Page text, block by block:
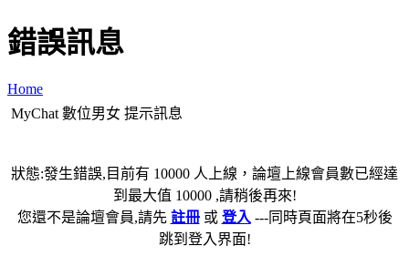
錯誤訊息
Home
MyChat 數位男女 提示訊息
狀態:發生錯誤,目前有 10000 人上線，論壇上線會員數已經達
到最大值 10000 ,請稍後再來!
您還不是論壇會員,請先 註冊或 登入 ---同時頁面將在5秒後
跳到登入界面!